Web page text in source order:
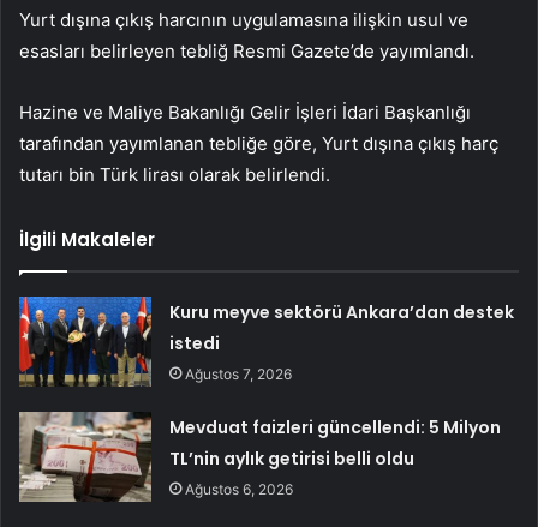
Yurt dışına çıkış harcının uygulamasına ilişkin usul ve
esasları belirleyen tebliğ Resmi Gazete’de yayımlandı.
Hazine ve Maliye Bakanlığı Gelir İşleri İdari Başkanlığı
tarafından yayımlanan tebliğe göre, Yurt dışına çıkış harç
tutarı bin Türk lirası olarak belirlendi.
İlgili Makaleler
Kuru meyve sektörü Ankara’dan destek
istedi
Ağustos 7, 2026
Mevduat faizleri güncellendi: 5 Milyon
TL’nin aylık getirisi belli oldu
Ağustos 6, 2026